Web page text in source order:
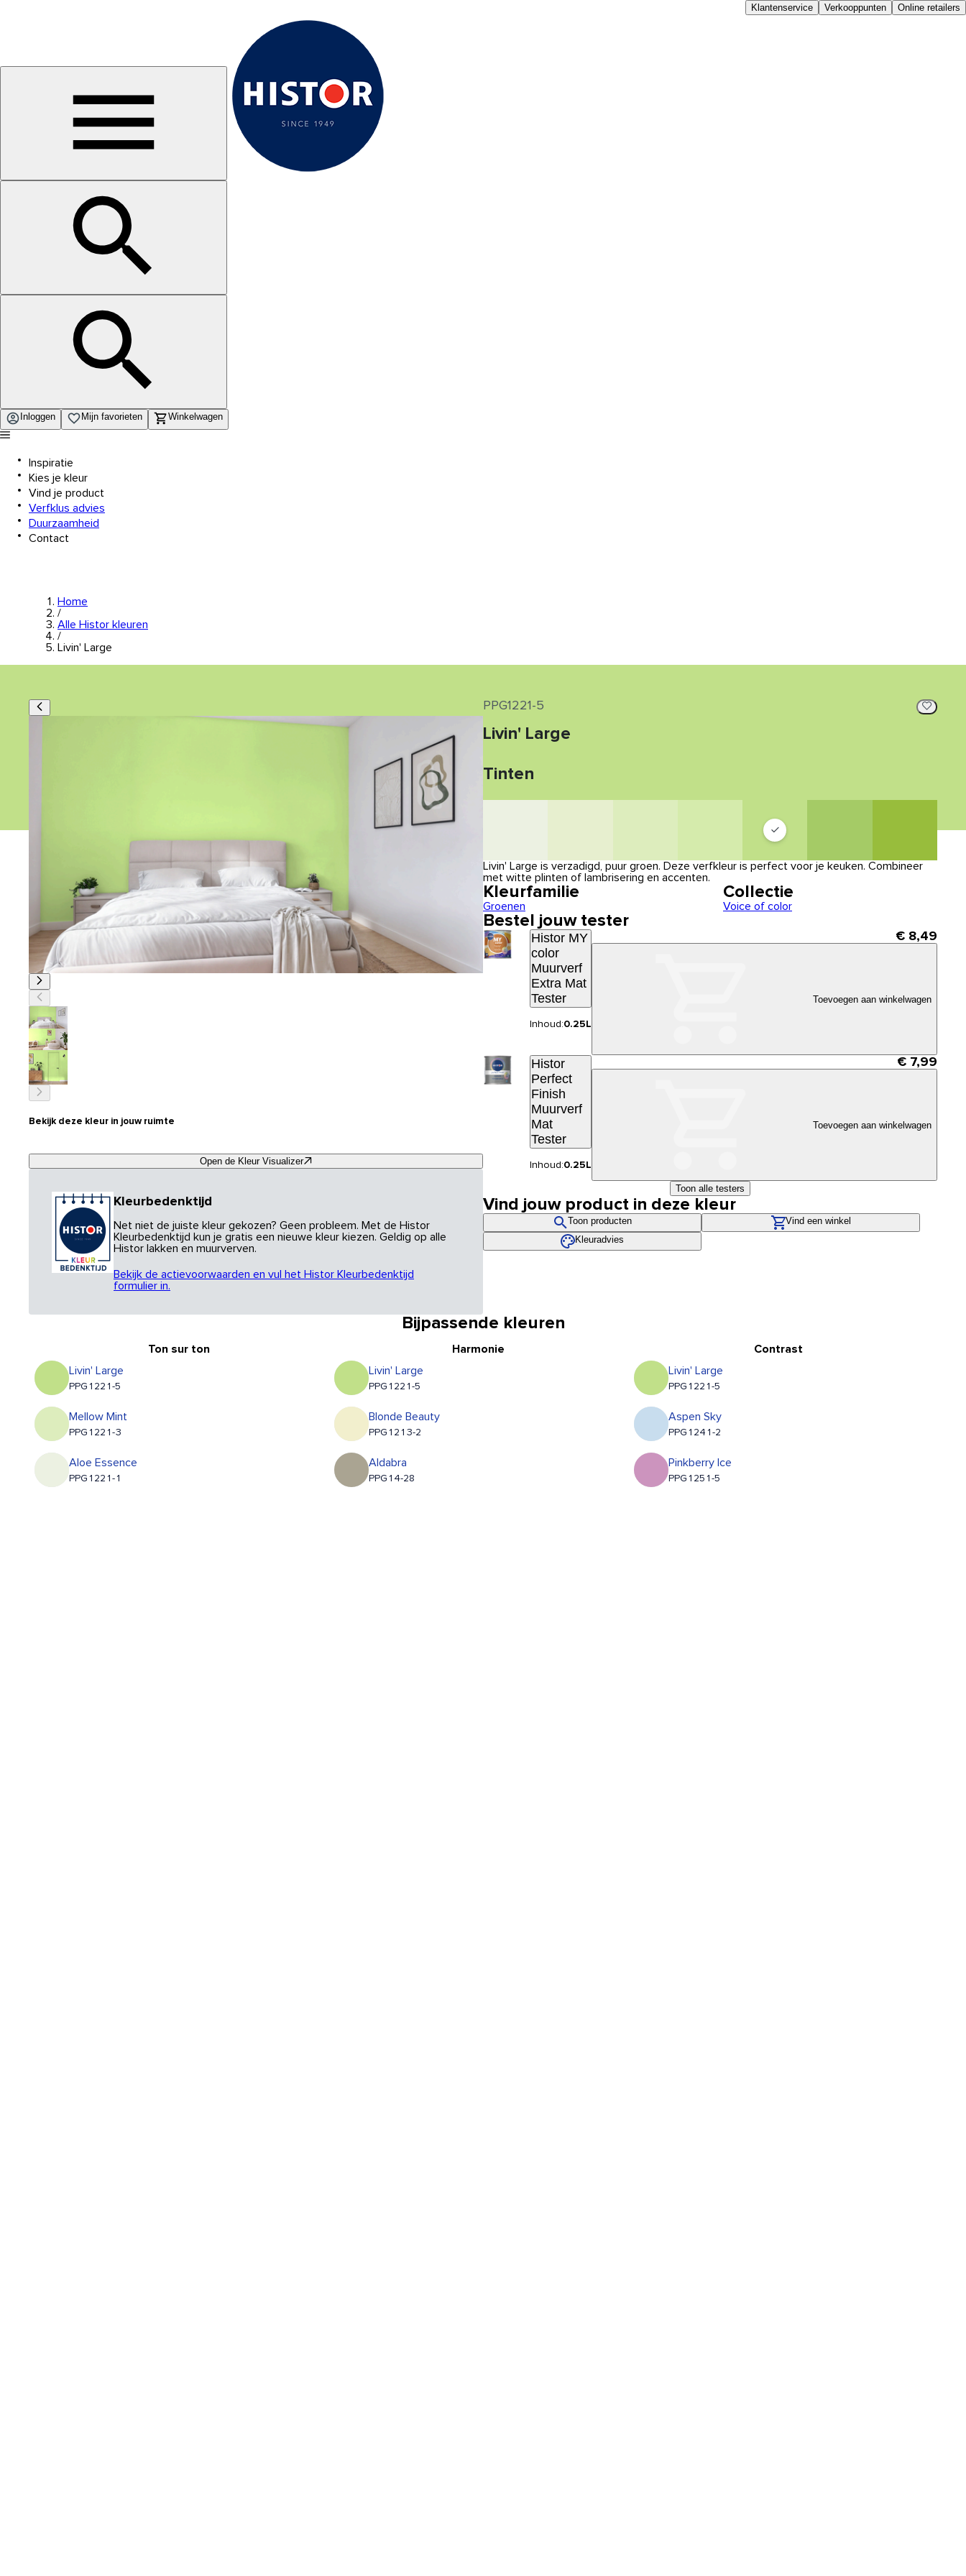
Klantenservice Verkooppunten Online retailers
Inloggen Mijn favorieten Winkelwagen
Inspiratie
Kies je kleur
Vind je product
Verfklus advies
Duurzaamheid
Contact
Home
/
Alle Histor kleuren
/
Livin' Large
Bekijk deze kleur in jouw ruimte
Open de Kleur Visualizer
Kleurbedenktijd
Net niet de juiste kleur gekozen? Geen probleem. Met de Histor
Kleurbedenktijd kun je gratis een nieuwe kleur kiezen. Geldig op alle
Histor lakken en muurverven.
Bekijk de actievoorwaarden en vul het Histor Kleurbedenktijd
formulier in.
PPG1221-5
Livin' Large
Tinten
Livin' Large is verzadigd, puur groen. Deze verfkleur is perfect voor je keuken. Combineer
met witte plinten of lambrisering en accenten.
Kleurfamilie
Groenen
Collectie
Voice of color
Bestel jouw tester
Histor MY
color
Muurverf
Extra Mat
Tester
Inhoud:0.25L
€ 8,49
Toevoegen aan winkelwagen
Histor
Perfect
Finish
Muurverf
Mat
Tester
Inhoud:0.25L
€ 7,99
Toevoegen aan winkelwagen
Toon alle testers
Vind jouw product in deze kleur
Toon producten
Vind een winkel
Kleuradvies
Bijpassende kleuren
Ton sur ton
Livin' Large
PPG1221-5
Mellow Mint
PPG1221-3
Aloe Essence
PPG1221-1
Harmonie
Livin' Large
PPG1221-5
Blonde Beauty
PPG1213-2
Aldabra
PPG14-28
Contrast
Livin' Large
PPG1221-5
Aspen Sky
PPG1241-2
Pinkberry Ice
PPG1251-5